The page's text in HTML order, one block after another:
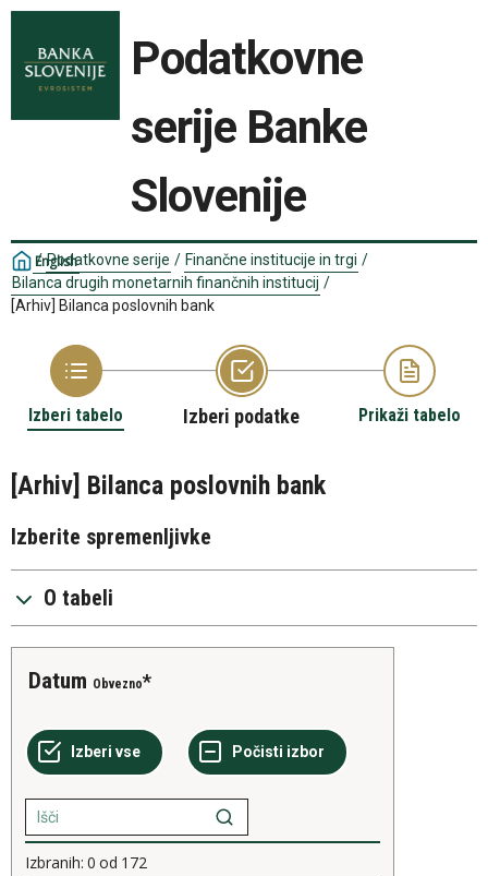
Podatkovne
serije Banke
Slovenije
English
/ Podatkovne serije / Finančne institucije in trgi /
Bilanca drugih monetarnih finančnih institucij /
[Arhiv] Bilanca poslovnih bank
Izberi tabelo Izberi podatke Prikaži tabelo
[Arhiv] Bilanca poslovnih bank
Izberite spremenljivke
O tabeli
Datum Obvezno
Izbranih: 0 od 172